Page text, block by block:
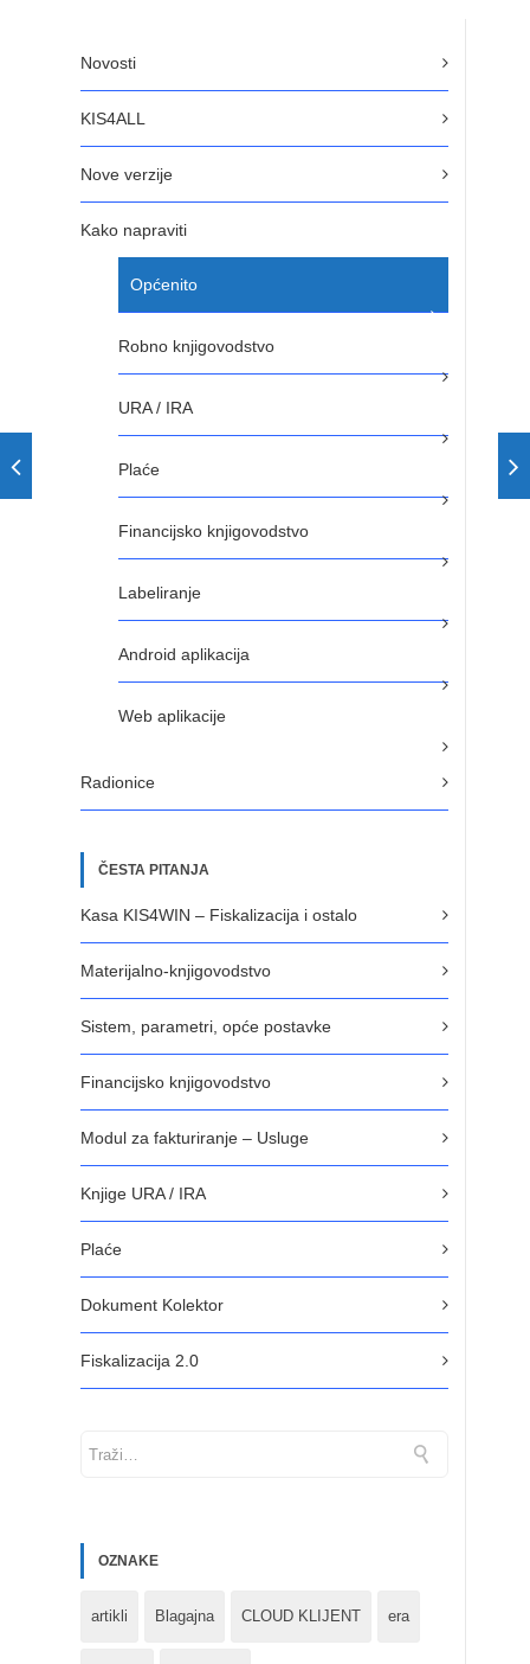
Novosti
KIS4ALL
Nove verzije
Kako napraviti
Općenito
Robno knjigovodstvo
URA / IRA
Plaće
Financijsko knjigovodstvo
Labeliranje
Android aplikacija
Web aplikacije
Radionice
ČESTA PITANJA
Kasa KIS4WIN – Fiskalizacija i ostalo
Materijalno-knjigovodstvo
Sistem, parametri, opće postavke
Financijsko knjigovodstvo
Modul za fakturiranje – Usluge
Knjige URA / IRA
Plaće
Dokument Kolektor
Fiskalizacija 2.0
OZNAKE
artikli Blagajna CLOUD KLIJENT era